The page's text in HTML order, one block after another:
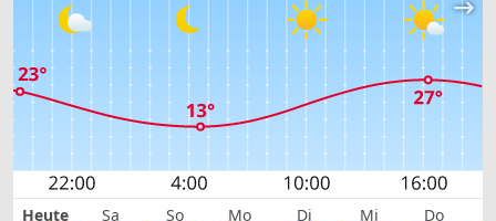
Heute Sa So Mo Di Mi Do